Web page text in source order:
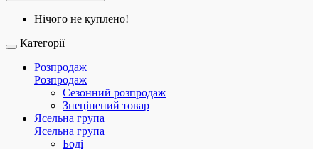
Нічого не куплено!
Категорії
Розпродаж
Розпродаж
Сезонний розпродаж
Знецінений товар
Ясельна група
Ясельна група
Боді